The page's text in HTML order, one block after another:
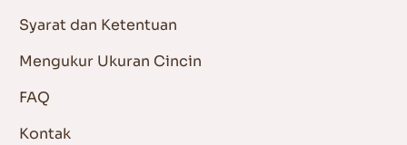
Syarat dan Ketentuan
Mengukur Ukuran Cincin
FAQ
Kontak